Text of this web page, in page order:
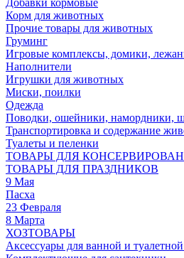
Добавки кормовые
Корм для животных
Прочие товары для животных
Груминг
Игровые комплексы, домики,
Наполнители
Игрушки для животных
Миски, поилки
Одежда
Поводки, ошейники, намордники,
Транспортировка и содержание
Туалеты и пеленки
ТОВАРЫ ДЛЯ
ТОВАРЫ ДЛЯ ПРАЗДНИКОВ
9 Мая
Пасха
23 Февраля
8 Марта
ХОЗТОВАРЫ
Аксессуары для ванной и